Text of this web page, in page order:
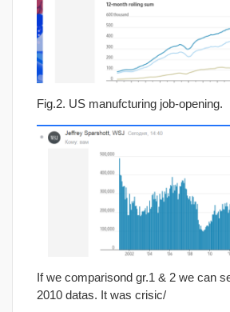
Fig.2. US manufcturing job-opening.
If we comparisond gr.1 & 2 we can
2010 datas. It was crisic/